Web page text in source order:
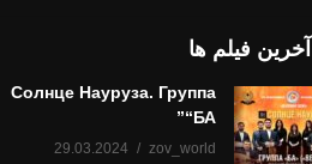
آخرین فیلم ها
Солнце Науруза. Группа
“БА”
zov_world
29.03.2024